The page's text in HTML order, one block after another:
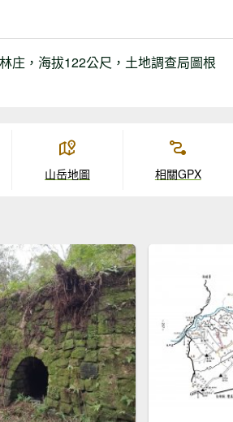
庄，海拔122公尺，土地調查局圖根
山岳地圖 相關GPX